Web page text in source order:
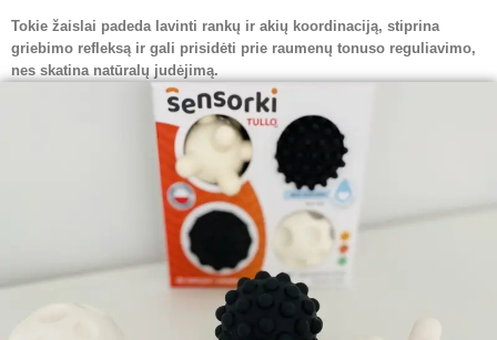
Tokie žaislai padeda lavinti rankų ir akių koordinaciją, stiprina
griebimo refleksą ir gali prisidėti prie raumenų tonuso reguliavimo,
nes skatina natūralų judėjimą.